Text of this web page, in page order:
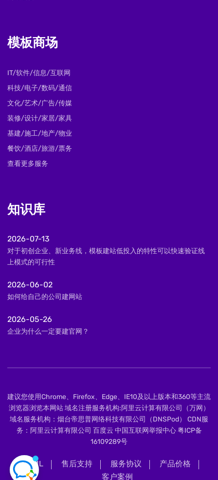
模板商场
IT/软件/信息/互联网
科技/电子/数码/通信
文化/艺术/广告/传媒
装修/设计/家居/家具
基建/施工/地产/物业
餐饮/酒店/旅游/票务
查看更多服务
知识库
2026-07-13
对于初创企业、新业务线，模板建站低投入的特性可以快速验证线
上模式的可行性
2026-06-02
如何给自己的公司建网站
2026-05-26
企业为什么一定要建官网？
建议您使用Chrome、Firefox、Edge、IE10及以上版本和360等主流
浏览器浏览本网站 域名注册服务机构:阿里云计算有限公司（万网）
域名服务机构：烟台帝思普网络科技有限公司（DNSPod） CDN服
务：阿里云计算有限公司 百度云 中国互联网举报中心粤ICP备
16109289号
XML 售后支持 服务协议
产品价格
客户案例